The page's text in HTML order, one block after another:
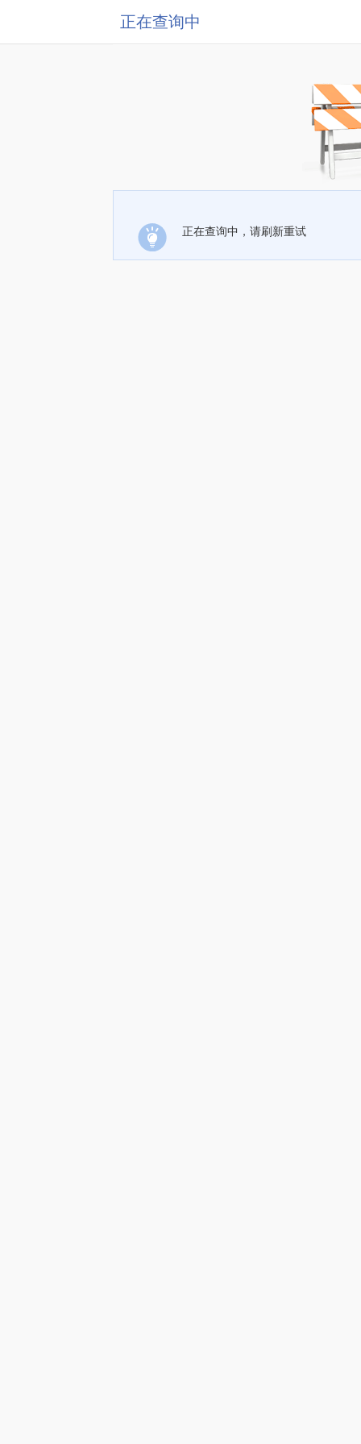
正在查询中
正在查询中，请刷新重试